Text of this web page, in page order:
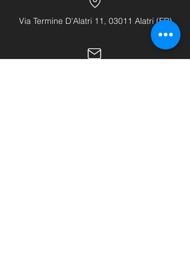
Via Termine D'Alatri 11, 03011 Alatri (FR)